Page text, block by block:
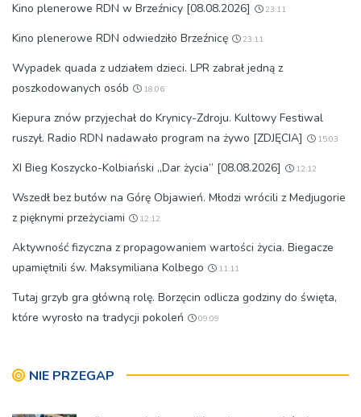
Kino plenerowe RDN w Brzeźnicy [08.08.2026] 23:11
Kino plenerowe RDN odwiedziło Brzeźnicę 23:11
Wypadek quada z udziałem dzieci. LPR zabrał jedną z
poszkodowanych osób
18:06
Kiepura znów przyjechał do Krynicy-Zdroju. Kultowy Festiwal
ruszył. Radio RDN nadawało program na żywo [ZDJĘCIA]
15:03
XI Bieg Koszycko-Kolbiański „Dar życia” [08.08.2026] 12:12
Wszedł bez butów na Górę Objawień. Młodzi wrócili z Medjugorie
z pięknymi przeżyciami
12:12
Aktywność fizyczna z propagowaniem wartości życia. Biegacze
upamiętnili św. Maksymiliana Kolbego
11:11
Tutaj grzyb gra główną rolę. Borzęcin odlicza godziny do święta,
które wyrosło na tradycji pokoleń
09:09
NIE PRZEGAP